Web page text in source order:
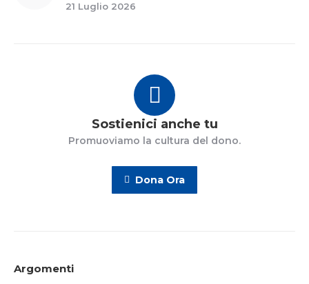
21 Luglio 2026
Sostienici anche tu
Promuoviamo la cultura del dono.
Dona Ora
Argomenti